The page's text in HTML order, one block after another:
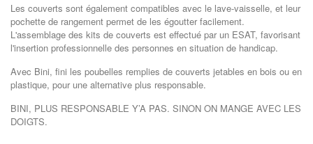
Les couverts sont également compatibles avec le lave-vaisselle, et leur
pochette de rangement permet de les égoutter facilement.
L'assemblage des kits de couverts est effectué par un ESAT, favorisant
l'insertion professionnelle des personnes en situation de handicap.
Avec Bini, fini les poubelles remplies de couverts jetables en bois ou en
plastique, pour une alternative plus responsable.
BINI, PLUS RESPONSABLE Y’A PAS. SINON ON MANGE AVEC LES
DOIGTS.